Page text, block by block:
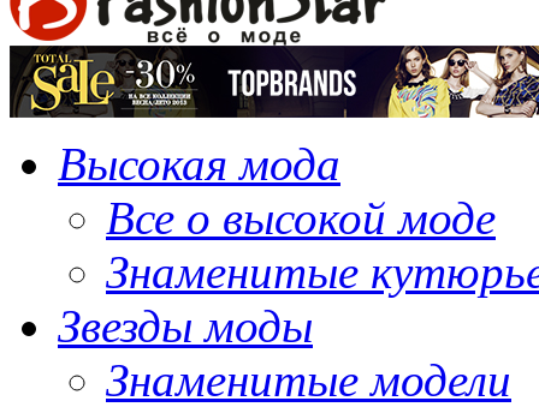
Высокая мода
Все о высокой моде
Знаменитые
Звезды моды
Знаменитые модели